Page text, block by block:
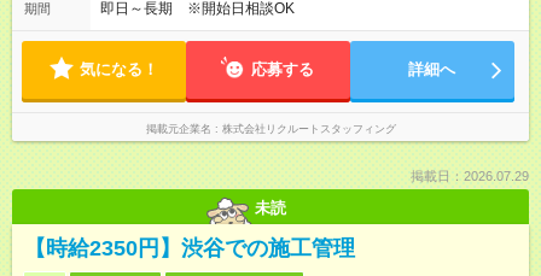
期間 即日～長期 ※開始日相談OK
気になる！ 応募する 詳細へ
掲載元企業名 株式会社リクルートスタッフィング
掲載日：2026.07.29
未読
【時給2350円】渋谷での施工管理